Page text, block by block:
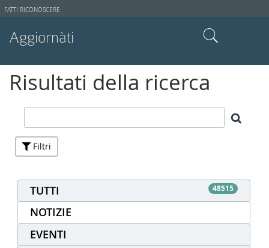
Strumenti
FATTI RICONOSCERE
Aggiornàti
Ricerca avanzata…
Risultati della ricerca
Filtri
TUTTI 48515
NOTIZIE
EVENTI